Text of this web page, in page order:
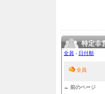
特定非
全員 › 日付順
全員
← 前のページ